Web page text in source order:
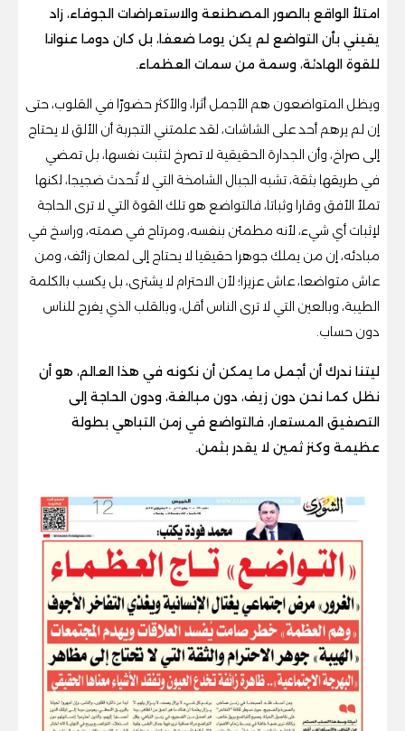
امتلأ الواقع بالصور المصطنعة والاستعراضات الجوفاء، زاد
يقيني بأن التواضع لم يكن يوما ضعفا، بل كان دوما عنوانا
للقوة الهادئة، وسمة من سمات العظماء.
ويظل المتواضعون هم الأجمل أثرا، والأكثر حضورًا في القلوب، حتى
إن لم يرهم أحد على الشاشات، لقد علمتني التجربة أن الألق لا يحتاج
إلى صراخ، وأن الجدارة الحقيقية لا تصرخ لتثبت نفسها، بل تمضي
في طريقها بثقة، تشبه الجبال الشامخة التي لا تُحدث ضجيجا، لكنها
تملأ الأفق وقارا وثباتا، فالتواضع هو تلك القوة التي لا ترى الحاجة
لإثبات أي شيء، لأنه مطمئن بنفسه، ومرتاح في صمته، وراسخ في
مبادئه، إن من يملك جوهرا حقيقيا لا يحتاج إلى لمعان زائف، ومن
عاش متواضعا، عاش عزيزا؛ لأن الاحترام لا يشترى، بل يكسب بالكلمة
الطيبة، وبالعين التي لا ترى الناس أقل، وبالقلب الذي يفرح للناس
دون حساب.
ليتنا ندرك أن أجمل ما يمكن أن نكونه في هذا العالم، هو أن
نظل كما نحن دون زيف، دون مبالغة، ودون الحاجة إلى
التصفيق المستعار، فالتواضع في زمن التباهي بطولة
عظيمة وكنز ثمين لا يقدر بثمن.